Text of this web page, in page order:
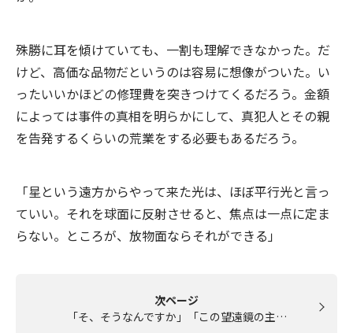
殊勝に耳を傾けていても、一割も理解できなかった。だ
けど、高価な品物だというのは容易に想像がついた。い
ったいいかほどの修理費を突きつけてくるだろう。金額
によっては事件の真相を明らかにして、真犯人とその親
を告発するくらいの荒業をする必要もあるだろう。
「星という遠方からやって来た光は、ほぼ平行光と言っ
ていい。それを球面に反射させると、焦点は一点に定ま
らない。ところが、放物面ならそれができる」
次ページ
「そ、そうなんですか」「この望遠鏡の主…